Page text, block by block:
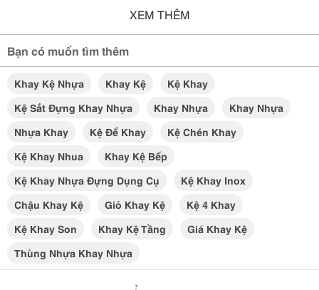
XEM THÊM
Bạn có muốn tìm thêm
Khay Kệ Nhựa Khay Kệ
Kệ Khay
Kệ Sắt Đựng Khay Nhựa
Khay Nhựa
Khay Nhựa
Nhựa Khay
Kệ Để Khay
Kệ Chén Khay
Kệ Khay Nhua
Khay Kệ Bếp
Kệ Khay Nhựa Đựng Dụng Cụ
Kệ Khay Inox
Chậu Khay Kệ
Giỏ Khay Kệ
Kệ 4 Khay
Kệ Khay Son
Khay Kệ Tầng
Giá Khay Kệ
Thùng Nhựa Khay Nhựa